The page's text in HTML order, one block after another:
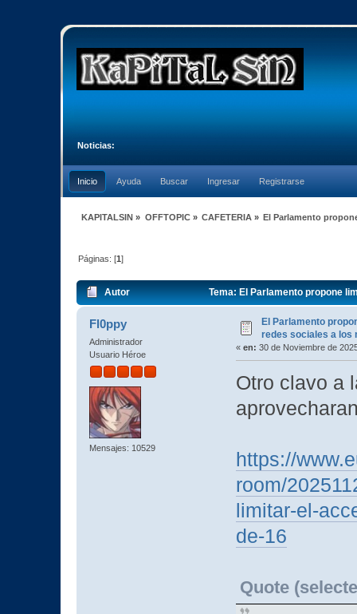
Noticias:
Inicio Ayuda Buscar Ingresar Registrarse
KAPITALSIN » OFFTOPIC» CAFETERIA» El Parlamento
Páginas: [1]
Autor Tema: El Parlamento propone
Fl0ppy
Administrador
Usuario Héroe
Mensajes: 10529
El Parlamento
redes sociales a los
« en: 30 de Noviembre de
Otro clavo a
https://
room/
limitar-el-
de-16
Quote